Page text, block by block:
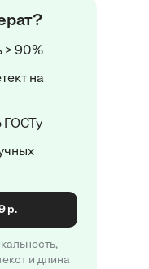
> 90%
на
ГОСТу
р.
и длина